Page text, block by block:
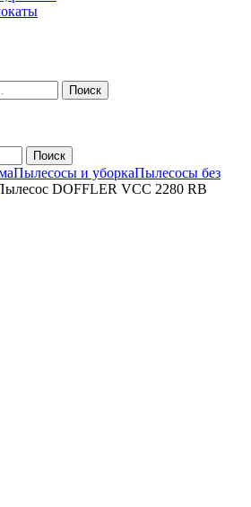
Поиск
Поиск
Пылесосы и уборкаПылесосы без
DOFFLER VCC 2280 RB